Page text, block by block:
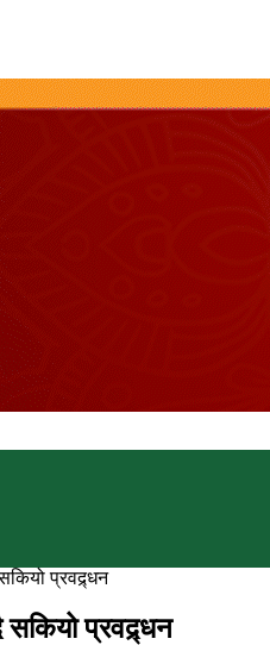
प्रवद्र्धन
प्रवद्र्धन